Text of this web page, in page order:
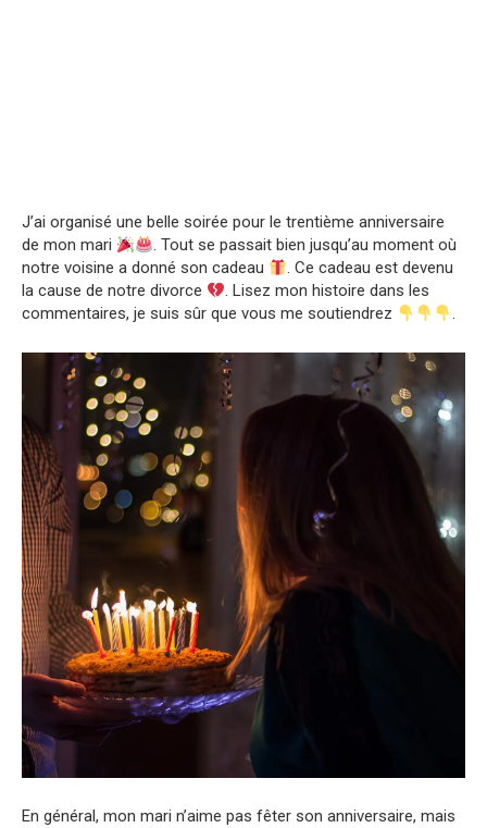
J’ai organisé une belle soirée pour le trentième anniversaire
de mon mari
. Tout se passait bien jusqu’au moment où
notre voisine a donné son cadeau
. Ce cadeau est devenu
la cause de notre divorce
. Lisez mon histoire dans les
commentaires, je suis sûr que vous me soutiendrez
.
En général, mon mari n’aime pas fêter son anniversaire, mais